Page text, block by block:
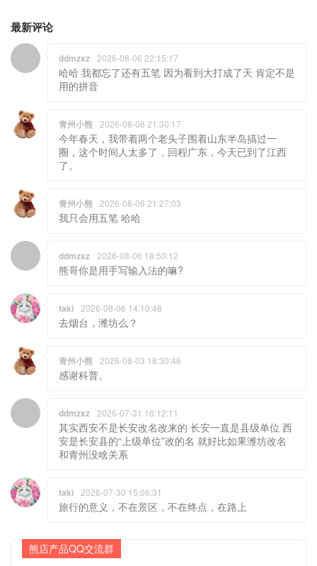
最新评论
ddmzxz 2026-08-06 22:15:17
哈哈 我都忘了还有五笔 因为看到大打成了天 肯定不是
用的拼音
青州小熊 2026-08-06 21:30:17
今年春天，我带着两个老头子围着山东半岛搞过一
圈，这个时间人太多了，回程广东，今天已到了江西
了。
青州小熊 2026-08-06 21:27:03
我只会用五笔 哈哈
ddmzxz 2026-08-06 18:50:12
熊哥你是用手写输入法的嘛?
taki 2026-08-06 14:10:48
去烟台，潍坊么？
青州小熊 2026-08-03 18:30:46
感谢科普。
ddmzxz 2026-07-31 16:12:11
其实西安不是长安改名改来的 长安一直是县级单位 西
安是长安县的“上级单位”改的名 就好比如果潍坊改名
和青州没啥关系
taki 2026-07-30 15:06:31
旅行的意义，不在景区，不在终点，在路上
熊店产品QQ交流群